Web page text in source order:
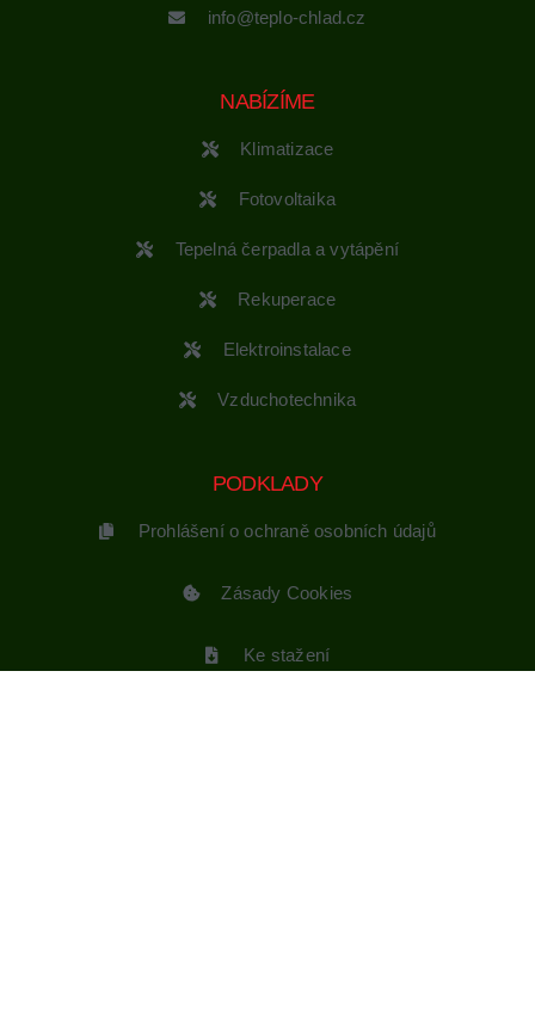
info@teplo-chlad.cz
NABÍZÍME
Klimatizace
Fotovoltaika
Tepelná čerpadla a vytápění
Rekuperace
Elektroinstalace
Vzduchotechnika
PODKLADY
Prohlášení o ochraně osobních údajů
Zásady Cookies
Ke stažení